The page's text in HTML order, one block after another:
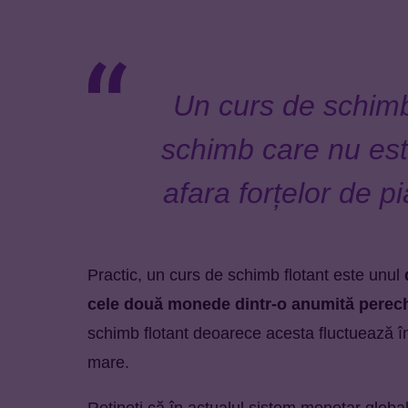
Un curs de
schimb care nu
afara forțelor de
Practic, un curs de schimb flotant este unul
cele două monede dintr-o anumită
schimb flotant deoarece acesta fluctuează
mare.